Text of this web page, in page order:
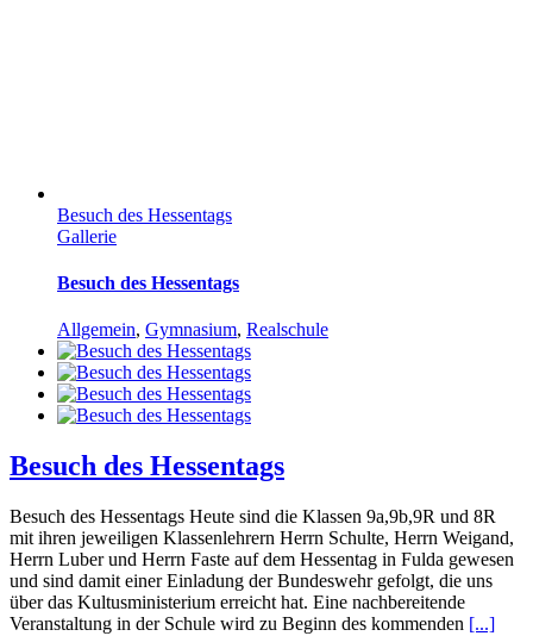
Besuch des Hessentags
Gallerie
Besuch des Hessentags
Allgemein, Gymnasium, Realschule
Besuch des Hessentags
Besuch des Hessentags Heute sind die Klassen 9a,9b,9R und 8R
mit ihren jeweiligen Klassenlehrern Herrn Schulte, Herrn Weigand,
Herrn Luber und Herrn Faste auf dem Hessentag in Fulda gewesen
und sind damit einer Einladung der Bundeswehr gefolgt, die uns
über das Kultusministerium erreicht hat. Eine nachbereitende
Veranstaltung in der Schule wird zu Beginn des kommenden [...]